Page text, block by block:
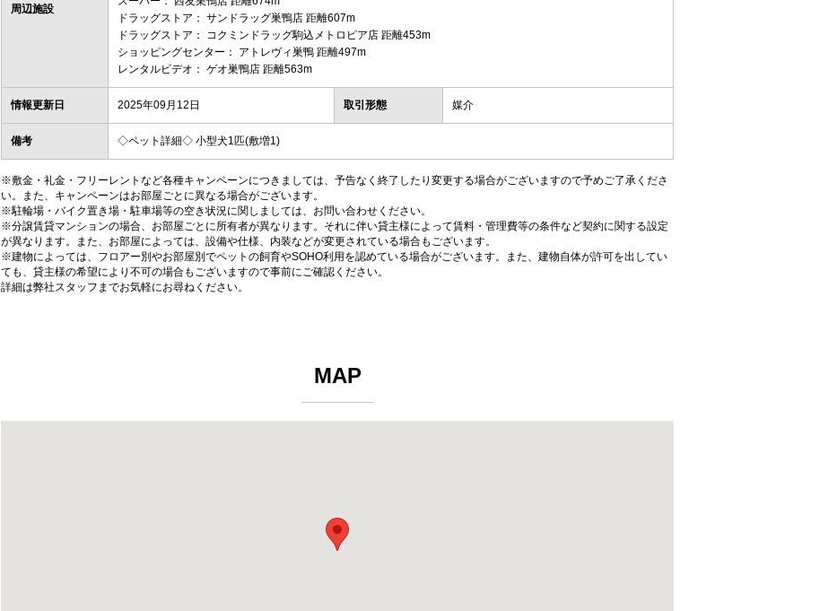
周辺施設
ドラッグストア： サンドラッグ巣鴨店 距離607m
ドラッグストア： コクミンドラッグ駒込メトロピア店 距離453m
ショッピングセンター： アトレヴィ巣鴨 距離497m
レンタルビデオ： ゲオ巣鴨店 距離563m
情報更新日 2025年09月12日 取引形態 媒介
備考 ◇ペット詳細◇ 小型犬1匹(敷増1)
※敷金・礼金・フリーレントなど各種キャンペーンにつきましては、予告なく終了したり変更する場合がございますので予めご了承くださ
い。また、キャンペーンはお部屋ごとに異なる場合がございます。
※駐輪場・バイク置き場・駐車場等の空き状況に関しましては、お問い合わせください。
※分譲賃貸マンションの場合、お部屋ごとに所有者が異なります。それに伴い貸主様によって賃料・管理費等の条件など契約に関する設定
が異なります。また、お部屋によっては、設備や仕様、内装などが変更されている場合もございます。
※建物によっては、フロアー別やお部屋別でペットの飼育やSOHO利用を認めている場合がございます。また、建物自体が許可を出してい
ても、貸主様の希望により不可の場合もございますので事前にご確認ください。
詳細は弊社スタッフまでお気軽にお尋ねください。
MAP